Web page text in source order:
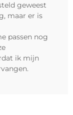
geweest
maar er is
passen nog
ik mijn